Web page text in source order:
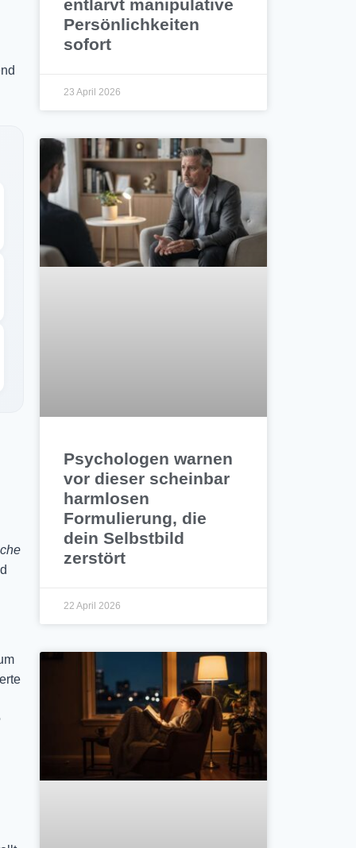
entlarvt manipulative
Persönlichkeiten
sofort
23 April 2026
Psychologen warnen
vor dieser scheinbar
harmlosen
Formulierung, die
dein Selbstbild
zerstört
22 April 2026